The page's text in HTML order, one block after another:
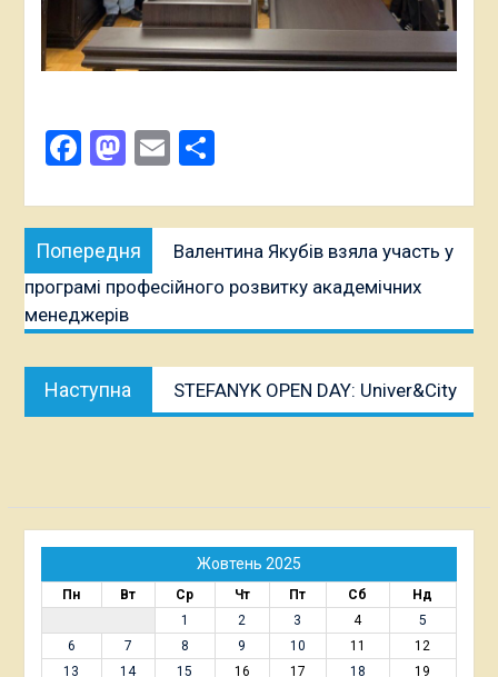
Facebook
Mastodon
EmailПоділитися
Навігація
записів
Попередня
публікація:
Валентина Якубів взяла участь у
програмі професійного розвитку академічних
менеджерів
Наступна
публікація:
STEFANYK OPEN DAY: Univer&City
Жовтень 2025
Пн Вт Ср Чт Пт Сб
Нд
1
2 3 4
5
6
7 8 9 10 11
12
13
14 15 16 17 18 19